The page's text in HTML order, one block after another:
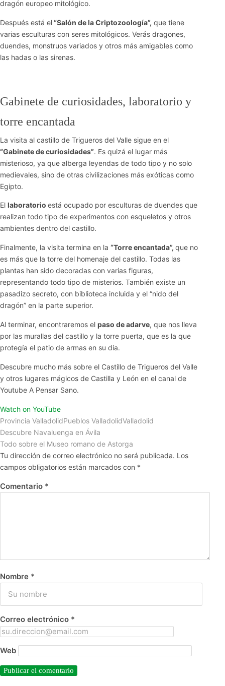
dragón europeo mitológico.
Después está el“Salón de la Criptozoología”, que tiene
varias esculturas con seres mitológicos. Verás dragones,
duendes, monstruos variados y otros más amigables como
las hadas o las sirenas.
Gabinete de curiosidades, laboratorio y
torre encantada
La visita al castillo de Trigueros del Valle sigue en el
“Gabinete de curiosidades”. Es quizá el lugar más
misterioso, ya que alberga leyendas de todo tipo y no solo
medievales, sino de otras civilizaciones más exóticas como
Egipto.
El laboratorio está ocupado por esculturas de duendes que
realizan todo tipo de experimentos con esqueletos y otros
ambientes dentro del castillo.
Finalmente, la visita termina en la “Torre encantada”, que no
es más que la torre del homenaje del castillo. Todas las
plantas han sido decoradas con varias figuras,
representando todo tipo de misterios. También existe un
pasadizo secreto, con biblioteca incluida y el “nido del
dragón” en la parte superior.
Al terminar, encontraremos el paso de adarve, que nos lleva
por las murallas del castillo y la torre puerta, que es la que
protegía el patio de armas en su día.
Descubre mucho más sobre el Castillo de Trigueros del Valle
y otros lugares mágicos de Castilla y León en el canal de
Youtube A Pensar Sano.
Watch on YouTube
Provincia ValladolidPueblos ValladolidValladolid
Descubre Navaluenga en Ávila
Todo sobre el Museo romano de Astorga
Tu dirección de correo electrónico no será publicada. Los
campos obligatorios están marcados con *
Comentario *
Nombre *
Correo electrónico *
Web